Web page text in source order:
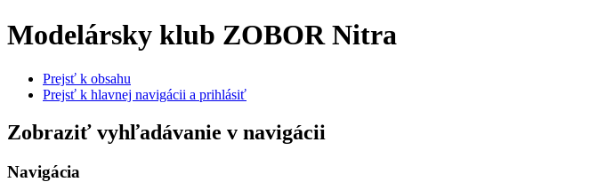
Modelársky klub ZOBOR Nitra
Prejsť k obsahu
Prejsť k hlavnej navigácii a prihlásiť
Zobraziť vyhľadávanie v navigácii
Navigácia